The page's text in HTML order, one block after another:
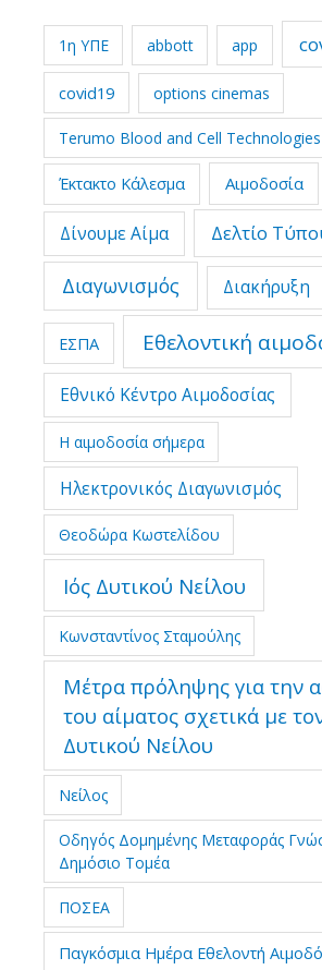
1η ΥΠΕ abbott app
covid19 options cinemas
Terumo Blood and Cell Technologies
Έκτακτο Κάλεσμα Αιμοδοσία
Δίνουμε Αίμα Δελτίο
Διαγωνισμός Διακήρυξη
ΕΣΠΑ Εθελοντική
Εθνικό Κέντρο Αιμοδοσίας
Η αιμοδοσία σήμερα
Ηλεκτρονικός Διαγωνισμός
Θεοδώρα Κωστελίδου
Ιός Δυτικού Νείλου
Κωνσταντίνος Σταμούλης
Μέτρα πρόληψης για την
του αίματος σχετικά με
Δυτικού Νείλου
Νείλος
Οδηγός Δομημένης Μεταφοράς
Δημόσιο Τομέα
ΠΟΣΕΑ
Παγκόσμια Ημέρα Εθελοντή